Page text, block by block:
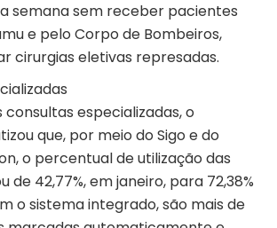
semana sem receber pacientes
e pelo Corpo de Bombeiros,
cirurgias eletivas represadas.
especializadas, o
que, por meio do Sigo e do
o percentual de utilização das
de 42,77%, em janeiro, para 72,38%
o sistema integrado, são mais de